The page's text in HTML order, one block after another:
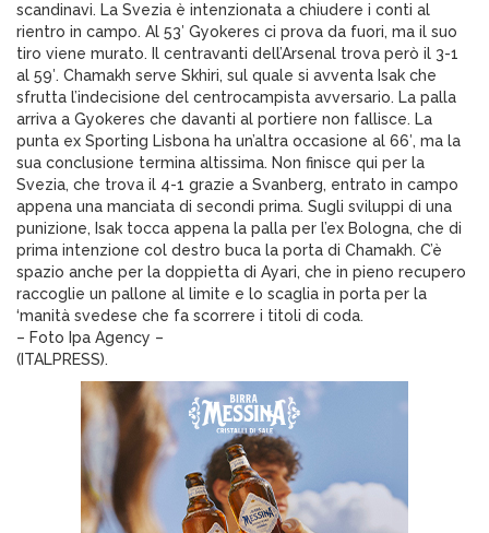
scandinavi. La Svezia è intenzionata a chiudere i conti al
rientro in campo. Al 53′ Gyokeres ci prova da fuori, ma il suo
tiro viene murato. Il centravanti dell’Arsenal trova però il 3-1
al 59′. Chamakh serve Skhiri, sul quale si avventa Isak che
sfrutta l’indecisione del centrocampista avversario. La palla
arriva a Gyokeres che davanti al portiere non fallisce. La
punta ex Sporting Lisbona ha un’altra occasione al 66′, ma la
sua conclusione termina altissima. Non finisce qui per la
Svezia, che trova il 4-1 grazie a Svanberg, entrato in campo
appena una manciata di secondi prima. Sugli sviluppi di una
punizione, Isak tocca appena la palla per l’ex Bologna, che di
prima intenzione col destro buca la porta di Chamakh. C’è
spazio anche per la doppietta di Ayari, che in pieno recupero
raccoglie un pallone al limite e lo scaglia in porta per la
‘manità svedese che fa scorrere i titoli di coda.
– Foto Ipa Agency –
(ITALPRESS).